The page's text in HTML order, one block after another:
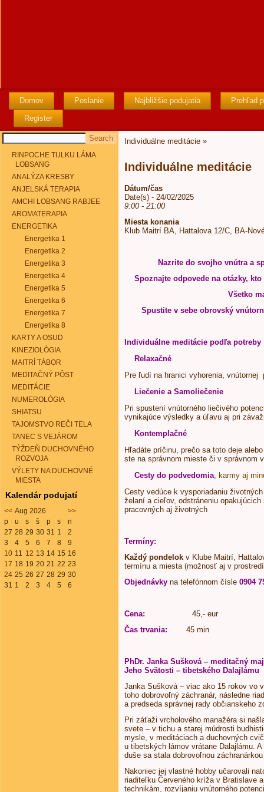
Domov Poslanie Najbližšie podujatia
Prehľad
Register
RINPOCHE TULKU LÁMA
LOBSANG
ANALÝZA KRESBY
ANJELSKÁ TERAPIA
AMCHI LOBSANG RABJEE
AROMATERAPIA
ENERGETIKA
Energetika 1
Energetika 2
Energetika 3
Energetika 4
Energetika 5
Energetika 6
Energetika 7
Energetika 8
KARTY A OSUD
KINEZIOLÓGIA
MAITRÍ TÁBOR
MEDITAČNÝ PÔST
MEDITÁCIE
NUMEROLÓGIA
SHIATSU
TAJOMSTVO REČI TELA
TANEC S VEJÁROM
TÝŽDEŇ DUCHOVNÉHO
ROZVOJA
VÝLETY NA DUCHOVNÉ
MIESTA
Kalendár podujatí
<< Aug 2026
>>
p
u s š p s
n
27 28 29 30 31 1
2
3
4 5 6 7 8
9
10 11 12 13 14 15 16
17 18 19 20 21 22 23
24 25 26 27 28 29 30
31 1 2 3 4 5 6
Individuálne meditácie »
Individuálne meditácie
Dátum/čas
Date(s) - 24/02/2025
9:00 - 21:00
Miesta konania
Klub Maitrí BA, Hattalova 12/C, BA-
Nazrite do svojho vnútra a
Spoznajte odpovede na otázky,
Všetko
Spustite v sebe obrovský
Individuálne meditácie podľa potreby
Relaxačné
Pre ľudí na hranici vyhorenia,
Liečenie a Samoliečenie
Pri spustení vnútorného liečivého
vynikajúce výsledky a úľavu aj pri
Kontemplačné
Hľadáte príčinu, prečo sa toto deje
ste na správnom mieste či v správnom
Cesty do podvedomia, karmy aj
Cesty vedúce k vysporiadaniu
želaní a cieľov, odstráneniu
pracovných aj životných
Termíny:
Každý pondelok v Klube Maitrí,
termínu a miesta (možnosť aj v
Objednávky na telefónnom čísle 0904
Cena: 45,- eur
Čas trvania: 45 min
PhDr. Janka Sušková – meditačný
Jeho Svätosti – tibetského Dalajlámu
Janka Sušková – viac ako 15 rokov vo
toho dobrovoľný záchranár, následne
a predseda správnej rady občianskeho
Pri záťaži vrcholového manažéra si
svete – v tichu a starej múdrosti
mysle, v meditáciach a duchovných
u tibetských lámov vrátane Dalajlámu.
duše sa stala dobrovoľnou
Nakoniec jej vlastné hobby učarovali
riaditeľku Červeného kríža v Bratislave
technikám, rozvíjaniu vnútorného